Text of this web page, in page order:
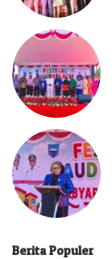
Berita Populer